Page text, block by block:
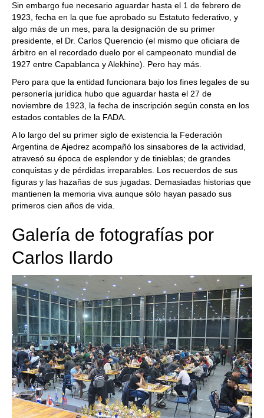
Sin embargo fue necesario aguardar hasta el 1 de febrero de
1923, fecha en la que fue aprobado su Estatuto federativo, y
algo más de un mes, para la designación de su primer
presidente, el Dr. Carlos Querencio (el mismo que oficiara de
árbitro en el recordado duelo por el campeonato mundial de
1927 entre Capablanca y Alekhine). Pero hay más.
Pero para que la entidad funcionara bajo los fines legales de su
personería jurídica hubo que aguardar hasta el 27 de
noviembre de 1923, la fecha de inscripción según consta en los
estados contables de la FADA.
A lo largo del su primer siglo de existencia la Federación
Argentina de Ajedrez acompañó los sinsabores de la actividad,
atravesó su época de esplendor y de tinieblas; de grandes
conquistas y de pérdidas irreparables. Los recuerdos de sus
figuras y las hazañas de sus jugadas. Demasiadas historias que
mantienen la memoria viva aunque sólo hayan pasado sus
primeros cien años de vida.
Galería de fotografías por
Carlos Ilardo